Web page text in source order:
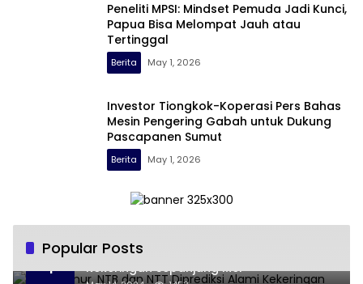
Peneliti MPSI: Mindset Pemuda Jadi Kunci,
Papua Bisa Melompat Jauh atau
Tertinggal
Berita May 1, 2026
Investor Tiongkok-Koperasi Pers Bahas
Mesin Pengering Gabah untuk Dukung
Pascapanen Sumut
Berita May 1, 2026
Popular Posts
1
Jawa Timur, NTB dan NTT Diprediksi Alami
Kekeringan Sepanjang Mei